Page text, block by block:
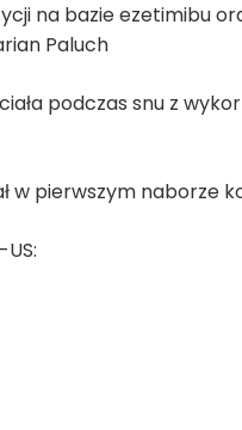
na bazie ezetimibu
Paluch
podczas snu z
w pierwszym naborze